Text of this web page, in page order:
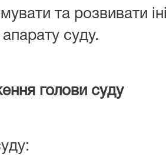
та розвивати
апарату суду.
голови суду